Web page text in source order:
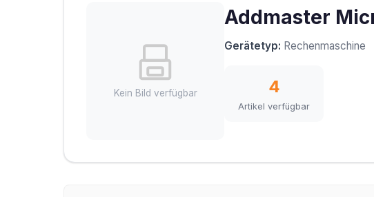
Kein Bild verfügbar
Addmaster
Gerätetyp: Rechenmaschine
4
Artikel verfügbar